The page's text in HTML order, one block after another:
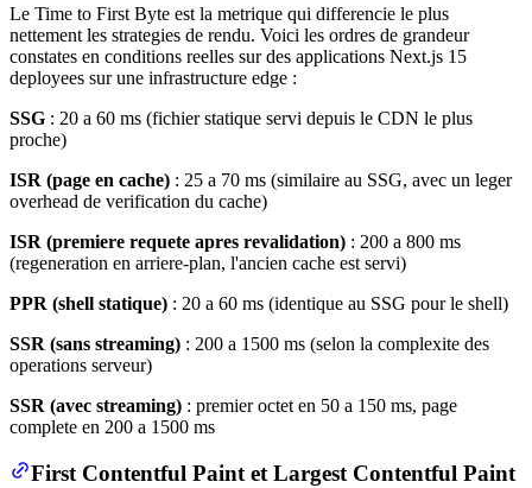
Le Time to First Byte est la metrique qui differencie le plus
nettement les strategies de rendu. Voici les ordres de grandeur
constates en conditions reelles sur des applications Next.js 15
deployees sur une infrastructure edge :
SSG : 20 a 60 ms (fichier statique servi depuis le CDN le plus
proche)
ISR (page en cache) : 25 a 70 ms (similaire au SSG, avec un leger
overhead de verification du cache)
ISR (premiere requete apres revalidation) : 200 a 800 ms
(regeneration en arriere-plan, l'ancien cache est servi)
PPR (shell statique) : 20 a 60 ms (identique au SSG pour le shell)
SSR (sans streaming) : 200 a 1500 ms (selon la complexite des
operations serveur)
SSR (avec streaming) : premier octet en 50 a 150 ms, page
complete en 200 a 1500 ms
First Contentful Paint et Largest Contentful Paint